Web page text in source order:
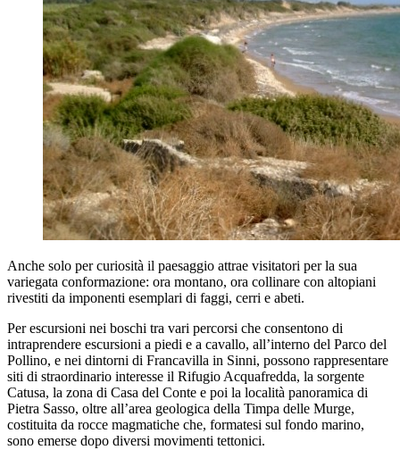
Anche solo per curiosità il paesaggio attrae visitatori per la sua
variegata conformazione: ora montano, ora collinare con altopiani
rivestiti da imponenti esemplari di faggi, cerri e abeti.
Per escursioni nei boschi tra vari percorsi che consentono di
intraprendere escursioni a piedi e a cavallo, all’interno del Parco del
Pollino, e nei dintorni di Francavilla in Sinni, possono rappresentare
siti di straordinario interesse il Rifugio Acquafredda, la sorgente
Catusa, la zona di Casa del Conte e poi la località panoramica di
Pietra Sasso, oltre all’area geologica della Timpa delle Murge,
costituita da rocce magmatiche che, formatesi sul fondo marino,
sono emerse dopo diversi movimenti tettonici.